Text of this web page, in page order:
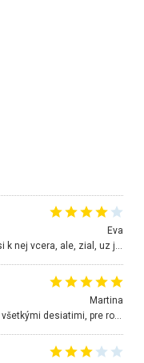
Eva
Hojdacka v Krpelanoch uz nie je, vysli sme si k nej vcera, ale, zial, uz je znicena. Ak sem planujete cestu len kvoli hojdacke, mozete si ju usetrit. Krasny vyhlad je tu vsak aj bez hojdacky :-)
Martina
Nádherné miesto ktoré odporúčam navštíviť všetkými desiatimi, pre rodiny s deťmi, dôchodcom... Proste a jednoducho ozaj rozprávkový les.. určite ešte prídeme. Odniesli sme si na pamiatku krásne tričká,